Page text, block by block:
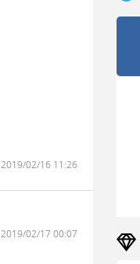
2019/02/16 11:26
2019/02/17 00:07